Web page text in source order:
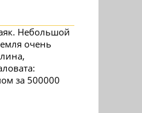
Небольшой
очень
за 500000